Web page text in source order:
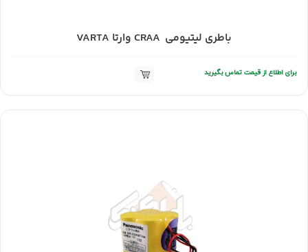
باطری لیتیومی CRAA وارتا VARTA
برای اطلاع از قیمت تماس بگیرید